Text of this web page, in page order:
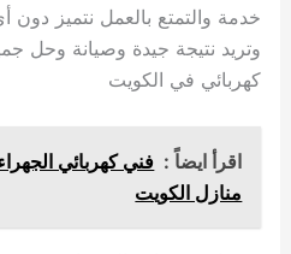
خدمة والتمتع بالعمل نتميز دون
وتريد نتيجة جيدة وصيانة وحل
كهربائي في الكويت
اقرأ ايضاً :
منازل الكويت